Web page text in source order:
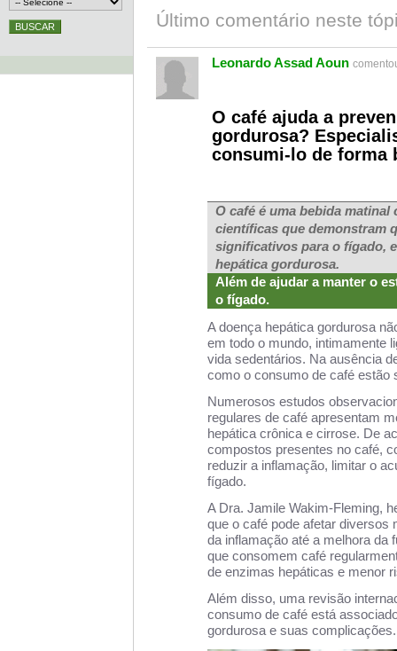
Último comentário neste
Leonardo Assad Aoun
O café ajuda a
gordurosa?
consumi-lo de forma
O café é uma bebida matinal
científicas que demonstram
significativos para o fígado,
hepática gordurosa.
Além de ajudar a manter o
o fígado.
A doença hepática gordurosa
em todo o mundo, intimamente
vida sedentários. Na ausência
como o consumo de café estão
Numerosos estudos
regulares de café apresentam
hepática crônica e cirrose. De
compostos presentes no café,
reduzir a inflamação, limitar o
fígado.
A Dra. Jamile Wakim-Fleming,
que o café pode afetar diversos
da inflamação até a melhora da
que consomem café
de enzimas hepáticas e menor
Além disso, uma revisão
consumo de café está
gordurosa e suas complicações.